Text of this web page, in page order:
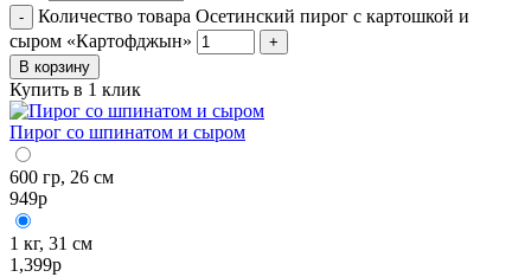
-
Количество товара Осетинский пирог с картошкой и
сыром «Картофджын»
+
В корзину
Купить в 1 клик
Пирог со шпинатом и сыром
600 гр, 26 см
949р
1 кг, 31 см
1,399р